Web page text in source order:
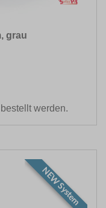
grau
werden.
NEW System